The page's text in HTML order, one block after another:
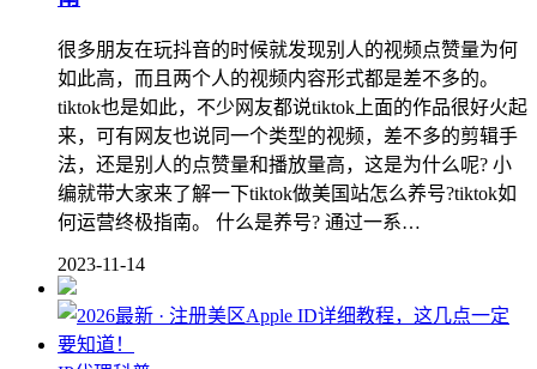
很多朋友在玩抖音的时候就发现别人的视频点赞量为何
如此高，而且两个人的视频内容形式都是差不多的。
tiktok也是如此，不少网友都说tiktok上面的作品很好火起
来，可有网友也说同一个类型的视频，差不多的剪辑手
法，还是别人的点赞量和播放量高，这是为什么呢? 小
编就带大家来了解一下tiktok做美国站怎么养号?tiktok如
何运营终极指南。 什么是养号? 通过一系…
2023-11-14